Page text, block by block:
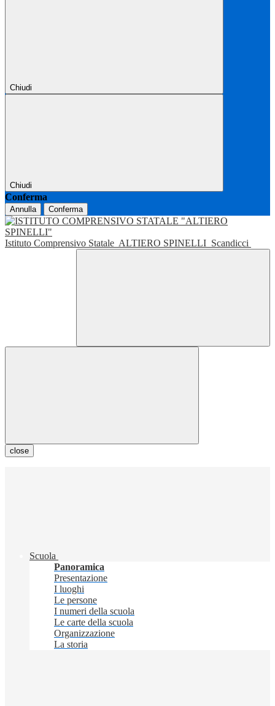
Chiudi
Chiudi
Conferma
Annulla Conferma
Istituto Comprensivo Statale ALTIERO SPINELLI Scandicci
close
Scuola
Panoramica
Presentazione
I luoghi
Le persone
I numeri della scuola
Le carte della scuola
Organizzazione
La storia